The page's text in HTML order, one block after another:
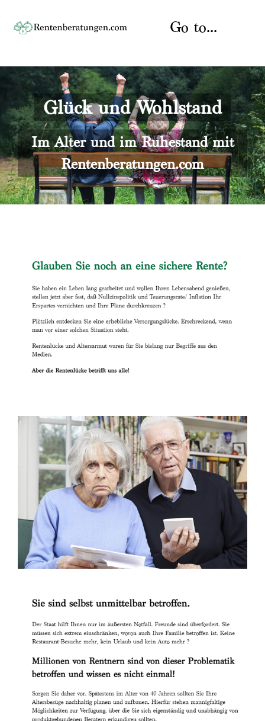
content
Go to...
Startseite
Rente
Rentenberater
Rentenversicherung
Versicherungsberatung
Über uns
Kontakt
Glück und Wohlstand
Im Alter und im Ruhestand mit
Rentenberatungen.com